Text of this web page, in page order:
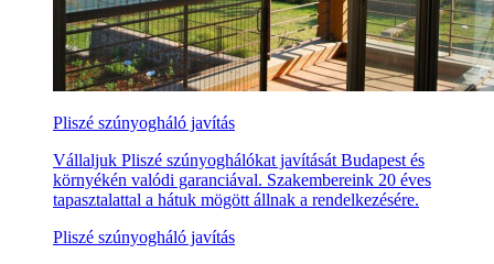
Pliszé szúnyogháló javítás
Vállaljuk Pliszé szúnyoghálókat javítását Budapest és
környékén valódi garanciával. Szakembereink 20 éves
tapasztalattal a hátuk mögött állnak a rendelkezésére.
Pliszé szúnyogháló javítás